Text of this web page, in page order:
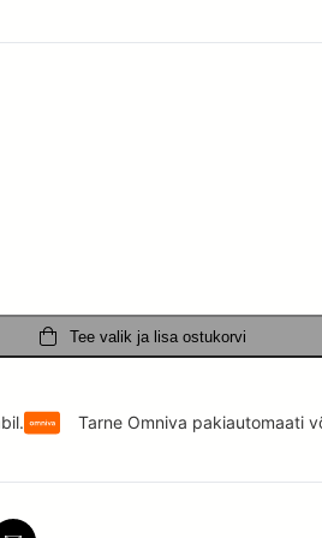
Tee valik ja lisa ostukorvi
Tarne Omniva pakiautomaati